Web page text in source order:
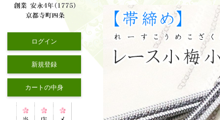
ログイン
新規登録
カートの中身